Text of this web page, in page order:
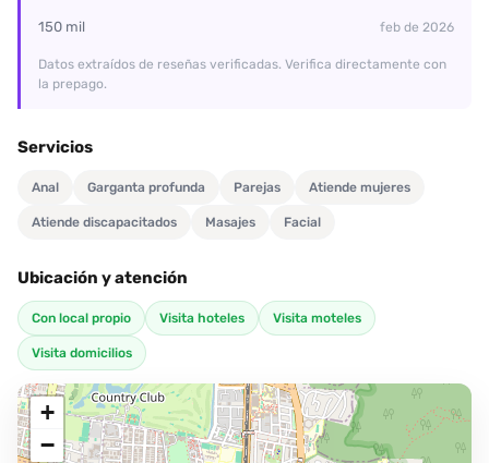
¡Luciana te está esperando para una experiencia llena de pasión!
lo que tiene para ofrecerte.
150 mil feb de 2026
Datos extraídos de reseñas verificadas. Verifica directamente con
la prepago.
Servicios
Anal Garganta profunda Parejas Atiende mujeres
Atiende discapacitados Masajes Facial
Ubicación y atención
Con local propio Visita hoteles Visita moteles
Visita domicilios
+
−